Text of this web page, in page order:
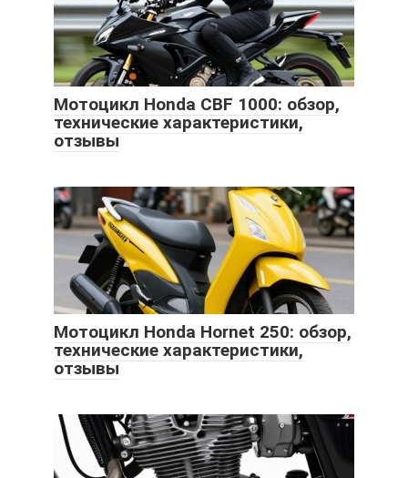
Мотоцикл Honda CBF 1000: обзор,
технические характеристики,
отзывы
Мотоцикл Honda Hornet 250: обзор,
технические характеристики,
отзывы